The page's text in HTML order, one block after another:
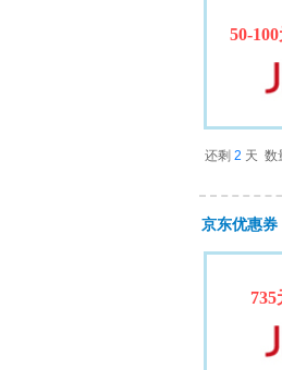
50-
还剩 2 天 数
京东优惠